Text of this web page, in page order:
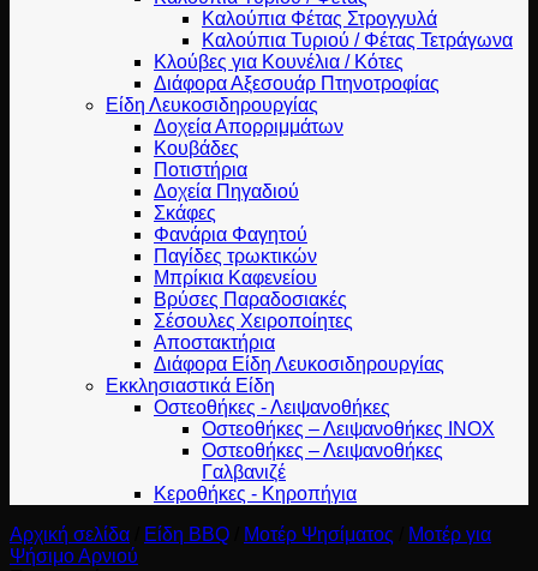
Καλούπια Φέτας Στρογγυλά
Καλούπια Τυριού / Φέτας Τετράγωνα
Κλούβες για Κουνέλια / Κότες
Διάφορα Αξεσουάρ Πτηνοτροφίας
Είδη Λευκοσιδηρουργίας
Δοχεία Απορριμμάτων
Κουβάδες
Ποτιστήρια
Δοχεία Πηγαδιού
Σκάφες
Φανάρια Φαγητού
Παγίδες τρωκτικών
Μπρίκια Καφενείου
Βρύσες Παραδοσιακές
Σέσουλες Χειροποίητες
Αποστακτήρια
Διάφορα Είδη Λευκοσιδηρουργίας
Εκκλησιαστικά Είδη
Οστεοθήκες - Λειψανοθήκες
Οστεοθήκες – Λειψανοθήκες INOX
Οστεοθήκες – Λειψανοθήκες
Γαλβανιζέ
Κεροθήκες - Κηροπήγια
Αρχική σελίδα
Είδη BBQ Μοτέρ Ψησίματος
Μοτέρ για
Ψήσιμο Αρνιού